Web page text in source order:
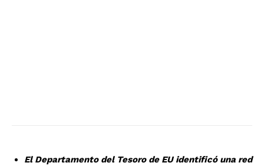
El Departamento del Tesoro de EU identificó una red